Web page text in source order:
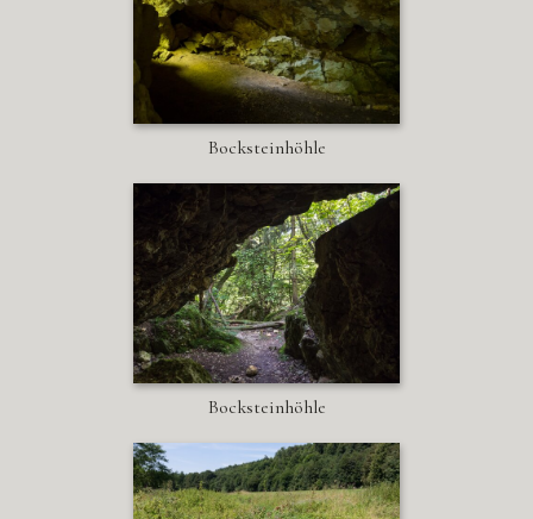
Bocksteinhöhle
Bocksteinhöhle